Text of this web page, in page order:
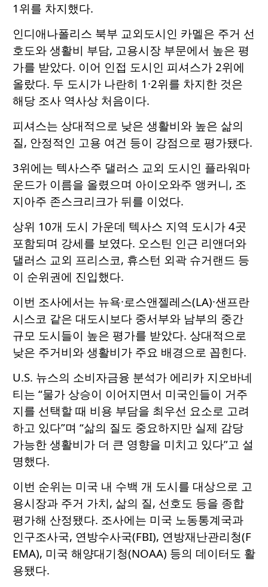
1위를 차지했다.
인디애나폴리스 북부 교외도시인 카멜은 주거 선
호도와 생활비 부담, 고용시장 부문에서 높은 평
가를 받았다. 이어 인접 도시인 피셔스가 2위에
올랐다. 두 도시가 나란히 1·2위를 차지한 것은
해당 조사 역사상 처음이다.
피셔스는 상대적으로 낮은 생활비와 높은 삶의
질, 안정적인 고용 여건 등이 강점으로 평가됐다.
3위에는 텍사스주 댈러스 교외 도시인 플라워마
운드가 이름을 올렸으며 아이오와주 앵커니, 조
지아주 존스크리크가 뒤를 이었다.
상위 10개 도시 가운데 텍사스 지역 도시가 4곳
포함되며 강세를 보였다. 오스틴 인근 리앤더와
댈러스 교외 프리스코, 휴스턴 외곽 슈거랜드 등
이 순위권에 진입했다.
이번 조사에서는 뉴욕·로스앤젤레스(LA)·샌프란
시스코 같은 대도시보다 중서부와 남부의 중간
규모 도시들이 높은 평가를 받았다. 상대적으로
낮은 주거비와 생활비가 주요 배경으로 꼽힌다.
U.S. 뉴스의 소비자금융 분석가 에리카 지오바네
티는 “물가 상승이 이어지면서 미국인들이 거주
지를 선택할 때 비용 부담을 최우선 요소로 고려
하고 있다”며 “삶의 질도 중요하지만 실제 감당
가능한 생활비가 더 큰 영향을 미치고 있다”고 설
명했다.
이번 순위는 미국 내 수백 개 도시를 대상으로 고
용시장과 주거 가치, 삶의 질, 선호도 등을 종합
평가해 산정됐다. 조사에는 미국 노동통계국과
인구조사국, 연방수사국(FBI), 연방재난관리청(F
EMA), 미국 해양대기청(NOAA) 등의 데이터도 활
용됐다.